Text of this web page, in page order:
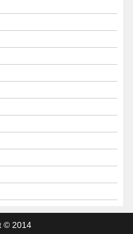
© 2014